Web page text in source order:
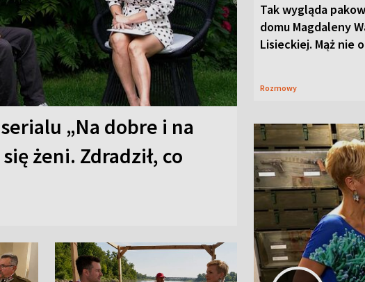
„Na dobre i na
się żeni. Zdradził, co
Tak wygląda
domu Magdaleny
Lisieckiej. Mąż nie
Rozmowy